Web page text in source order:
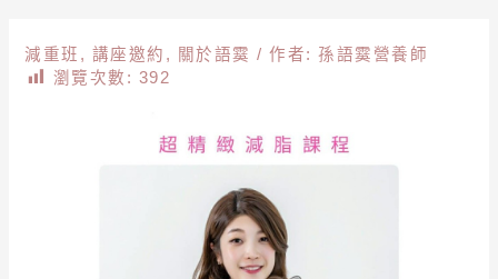
減重班 , 講座邀約 , 關於語霙 / 作者:孫語霙營養師
瀏覽次數: 392